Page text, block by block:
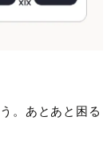
。あとあと困る